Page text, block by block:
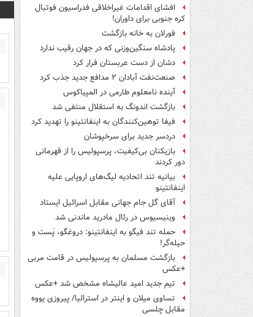
افشای اقدامات غیراخلاقی فدراسیون فوتبال
کره جنوبی برای داوران!
فورلان به خانه بازگشت
پادشاه سنگین‌وزنی که در جهان رقیب ندارد
دشان از دست عربستان فرار کرد
صنعت‌نفت آبادان ۲ مدافع جدید جذب کرد
آینده نامعلوم طارمی در المپیاکوس
بازگشت اندونگ به استقلال منتفی شد
فیفا توهین‌کنندگان به اینفانتینو را تهدید کرد
دردسر جدید برای سرخپوشان
بازیکنان بی‌کیفیت، پرسپولیس را از قهرمانی
دور کردند
بیانیه تند اتحادیه لیگ‌های اروپایی علیه
اینفانتینو
آقای گل جام جهانی مقابل اسرائیل ایستاد
وینیسیوس در رئال مادرید ماندنی شد
حمله تند فیگو به اینفانتینو: دروغگو، پَست‌ و
حیله‌گر!
بازگشت مسلمان به پرسپولیس در قامت مربی
+عکس
تیم جدید امید عالیشاه مشخص شد +عکس
تساوی میلان و اینتر در استرالیا/ پیروزی یووه
مقابل چلسی